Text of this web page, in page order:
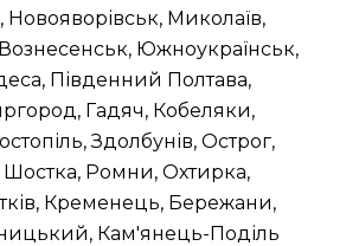
Миколаїв,
Южноукраїнськ,
Південний Полтава,
Гадяч, Кобеляки,
Здолбунів, Острог,
Ромни, Охтирка,
Кременець, Бережани,
Кам'янець-Поділь